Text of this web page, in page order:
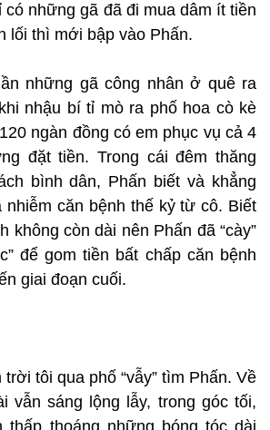
có những gã đã đi mua dâm ít tiền
lối thì mới bập vào Phấn.
những gã công nhân ở quê ra
nhậu bí tỉ mò ra phố hoa cò kè
ngàn đồng có em phục vụ cả 4
đặt tiền. Trong cái đêm thăng
bình dân, Phấn biết và khẳng
căn bệnh thế kỷ từ cô. Biết
không còn dài nên Phấn đã “cày”
để gom tiền bất chấp căn bệnh
giai đoạn cuối.
tôi qua phố “vẫy” tìm Phấn. Về
vẫn sáng lộng lẫy, trong góc tối,
thấp thoáng những bóng tóc dài